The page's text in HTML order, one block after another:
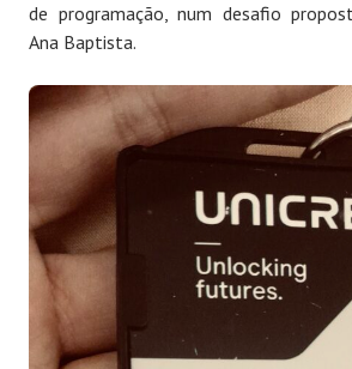
de programação, num desafio
Ana Baptista.